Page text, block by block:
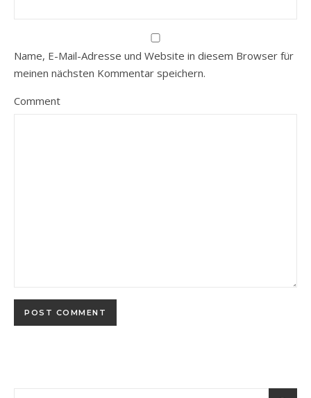
Name, E-Mail-Adresse und Website in diesem Browser für
meinen nächsten Kommentar speichern.
Comment